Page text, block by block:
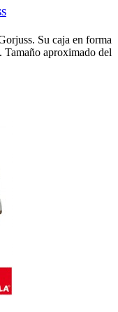
Su caja en forma
aproximado del